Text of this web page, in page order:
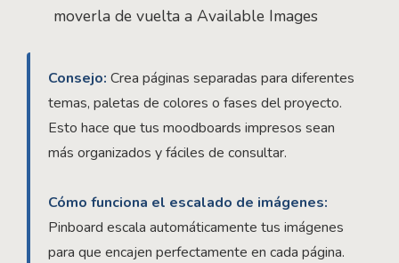
moverla de vuelta a Available Images
Consejo: Crea páginas separadas para diferentes
temas, paletas de colores o fases del proyecto.
Esto hace que tus moodboards impresos sean
más organizados y fáciles de consultar.
Cómo funciona el escalado de imágenes:
Pinboard escala automáticamente tus imágenes
para que encajen perfectamente en cada página.